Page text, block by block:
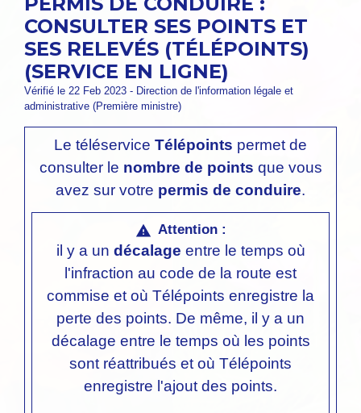
CONSULTER SES POINTS ET
SES RELEVÉS (TÉLÉPOINTS)
(SERVICE EN LIGNE)
Vérifié le 22 Feb 2023 - Direction de l'information légale et
administrative (Première ministre)
Le téléservice Télépoints permet de
consulter le nombre de points que vous
avez sur votre permis de conduire.
warning Attention :
il y a un décalage entre le temps où
l'infraction au code de la route est
commise et où Télépoints enregistre la
perte des points. De même, il y a un
décalage entre le temps où les points
sont réattribués et où Télépoints
enregistre l'ajout des points.